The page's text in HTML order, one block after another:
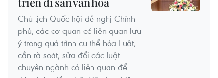
Chủ tịch Quốc hội đề nghị Chính
phủ, các cơ quan có liên quan lưu
ý trong quá trình cụ thể hóa Luật,
cần rà soát, sửa đổi các luật
chuyên ngành có liên quan để